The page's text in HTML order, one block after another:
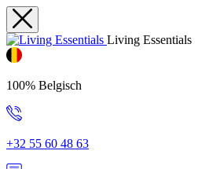
Living Essentials
100% Belgisch
+32 55 60 48 63